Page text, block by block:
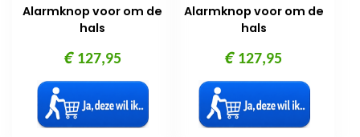
Alarmknop voor om de
hals
€127,95
Alarmknop voor om de
hals
€127,95